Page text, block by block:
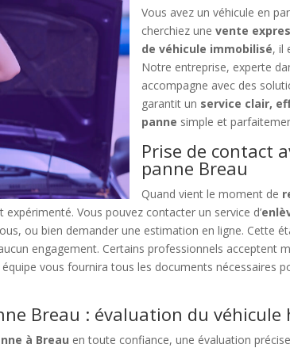
Vous avez un véhicule en
cherchiez unevente
de véhicule immobilisé, il
Notre entreprise, experte
accompagne avec des
garantit un service clair,
panne simple et
Prise de contact
panne Breau
Quand vient le moment de
Vous pouvez contacter un service d’
ou bien demander une estimation en ligne. Cette
engagement. Certains professionnels acceptent
vous fournira tous les documents nécessaires
Breau : évaluation du véhicule
à Breau en toute confiance, une évaluation